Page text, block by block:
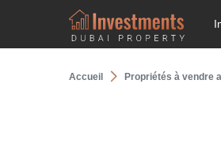
Accueil Propriétés à vendre